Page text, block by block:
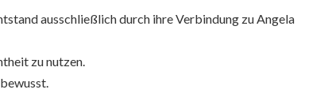
ausschließlich durch ihre Verbindung zu Angela
zu nutzen.